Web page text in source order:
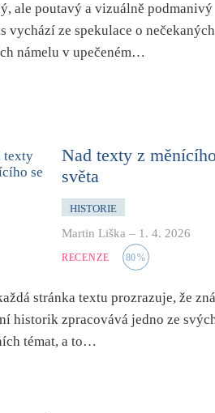
ale poutavý a vizuálně podmanivý
vychází ze spekulace o nečekaných
námelu v upečeném…
Nad texty z
světa
HISTORIE
Martin Liška – 1. 4. 2026
RECENZE 80%
stránka textu prozrazuje, že
historik zpracovává jedno ze
témat, a to…